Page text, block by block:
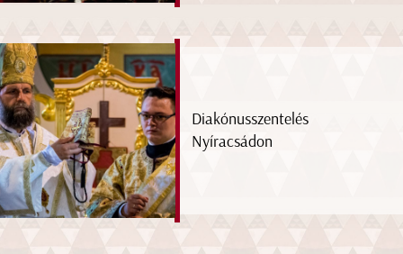
Diakónusszentelés
Nyíracsádon